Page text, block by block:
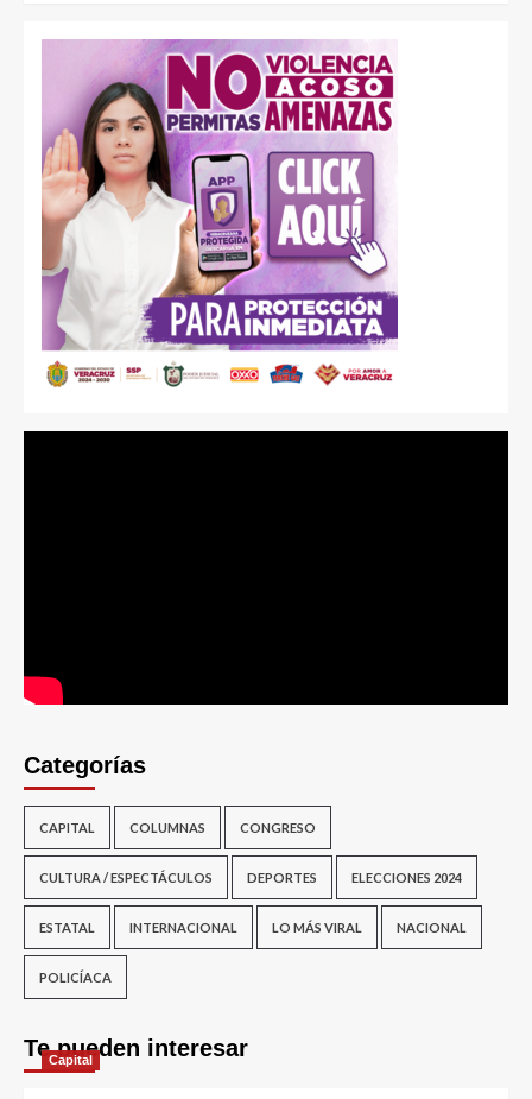
Categorías
CAPITAL COLUMNAS CONGRESO
CULTURA / ESPECTÁCULOS DEPORTES ELECCIONES 2024
ESTATAL INTERNACIONAL LO MÁS VIRAL NACIONAL
POLICÍACA
Te pueden interesar
Capital